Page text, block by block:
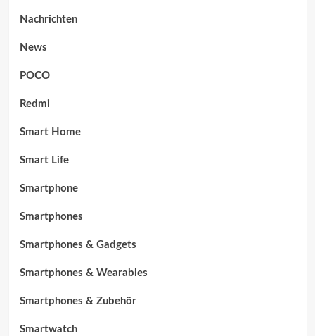
Nachrichten
News
POCO
Redmi
Smart Home
Smart Life
Smartphone
Smartphones
Smartphones & Gadgets
Smartphones & Wearables
Smartphones & Zubehör
Smartwatch